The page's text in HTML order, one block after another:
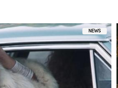
NEWS